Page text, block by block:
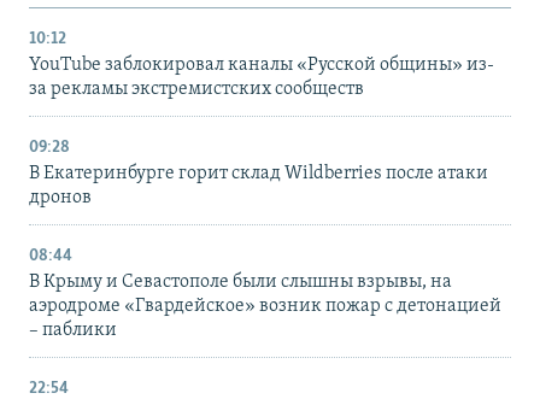
10:12
YouTube заблокировал каналы «Русской общины» из-
за рекламы экстремистских сообществ
09:28
В Екатеринбурге горит склад Wildberries после атаки
дронов
08:44
В Крыму и Севастополе были слышны взрывы, на
аэродроме «Гвардейское» возник пожар с детонацией
– паблики
22:54